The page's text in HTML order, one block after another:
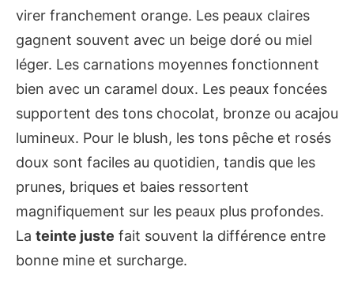
virer franchement orange. Les peaux claires
gagnent souvent avec un beige doré ou miel
léger. Les carnations moyennes fonctionnent
bien avec un caramel doux. Les peaux foncées
supportent des tons chocolat, bronze ou acajou
lumineux. Pour le blush, les tons pêche et rosés
doux sont faciles au quotidien, tandis que les
prunes, briques et baies ressortent
magnifiquement sur les peaux plus profondes.
La teinte juste fait souvent la différence entre
bonne mine et surcharge.